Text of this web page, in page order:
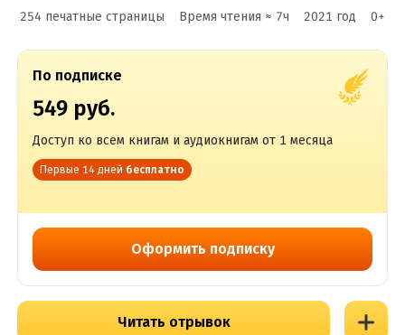
254 печатные страницы Время чтения ≈ 7ч 2021 год 0+
По подписке
549 руб.
Доступ ко всем книгам и аудиокнигам от 1 месяца
Первые 14 дней бесплатно
Оформить подписку
Читать отрывок